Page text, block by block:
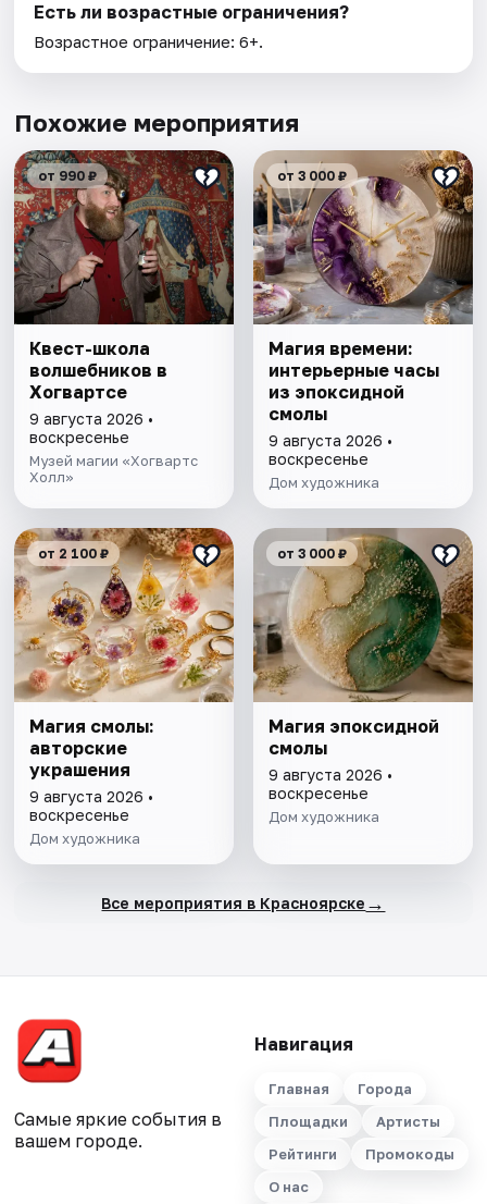
Есть ли возрастные ограничения?
Возрастное ограничение: 6+.
Похожие мероприятия
от 990 ₽
Квест-школа
волшебников в
Хогвартсе
9 августа 2026 •
воскресенье
Музей магии «Хогвартс
Холл»
от 3 000 ₽
Магия времени:
интерьерные часы
из эпоксидной
смолы
9 августа 2026 •
воскресенье
Дом художника
от 2 100 ₽
Магия смолы:
авторские
украшения
9 августа 2026 •
воскресенье
Дом художника
от 3 000 ₽
Магия эпоксидной
смолы
9 августа 2026 •
воскресенье
Дом художника
Все мероприятия в Красноярске →
Самые яркие события в
вашем городе.
Навигация
Главная
Города
Площадки
Артисты
Рейтинги
Промокоды
О нас